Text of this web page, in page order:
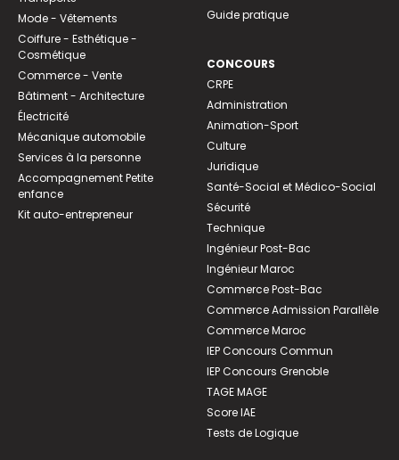
Mode - Vêtements
Coiffure - Esthétique -
Cosmétique
Commerce - Vente
Bâtiment - Architecture
Électricité
Mécanique automobile
Services à la personne
Accompagnement Petite
enfance
Kit auto-entrepreneur
Guide pratique
CONCOURS
CRPE
Administration
Animation-Sport
Culture
Juridique
Santé-Social et Médico-Social
Sécurité
Technique
Ingénieur Post-Bac
Ingénieur Maroc
Commerce Post-Bac
Commerce Admission Parallèle
Commerce Maroc
IEP Concours Commun
IEP Concours Grenoble
TAGE MAGE
Score IAE
Tests de Logique